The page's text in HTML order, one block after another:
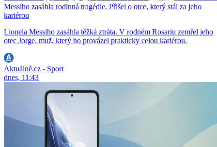
Messiho zasáhla rodinná tragédie. Přišel o otce, který stál za jeho
kariérou
Lionela Messiho zasáhla těžká ztráta. V rodném Rosariu zemřel jeho
otec Jorge, muž, který ho provázel prakticky celou kariérou.
Aktuálně.cz - Sport
dnes, 11:43